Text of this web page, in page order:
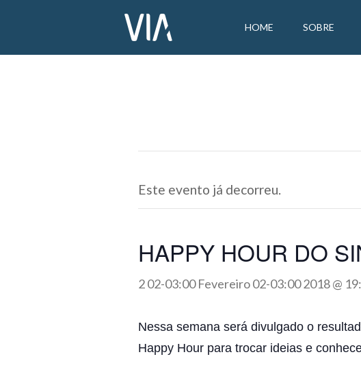
HOME SOBRE
Este evento já decorreu.
HAPPY HOUR DO
2 02-03:00 Fevereiro 02-03:00 2018 @
Nessa semana será divulgado o
Happy Hour para trocar ideias e